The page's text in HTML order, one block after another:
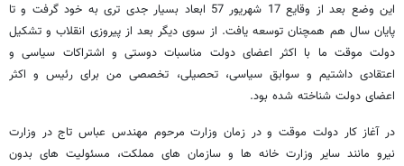
این وضع بعد از وقایع 17 شهریور 57 ابعاد بسیار جدی تری به خود گرفت و تا
پایان سال هم همچنان توسعه یافت. از سوی دیگر بعد از پیروزی انقلاب و تشکیل
دولت موقت ما با اکثر اعضای دولت مناسبات دوستی و اشتراکات سیاسی و
اعتقادی داشتیم و سوابق سیاسی، تحصیلی، تخصصی من برای رئیس و اکثر
اعضای دولت شناخته شده بود.
در آغاز کار دولت موقت و در زمان وزارت مرحوم مهندس عباس تاج در وزارت
نیرو مانند سایر وزارت خانه ها و سازمان های مملکت، مسئولیت های بدون